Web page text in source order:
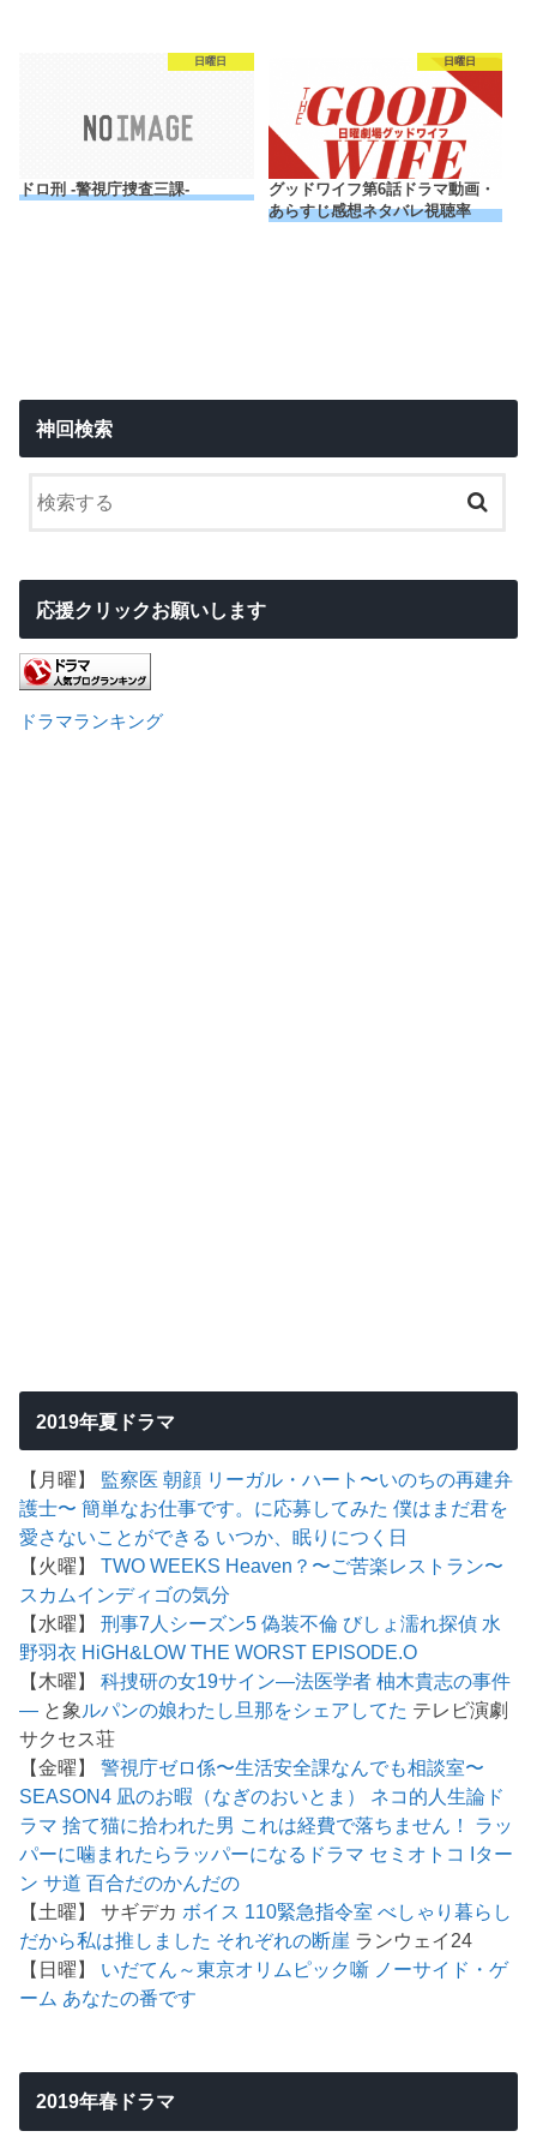
日曜日
ドロ刑 -警視庁捜査三課-
日曜日
グッドワイフ第6話ドラマ動画・
あらすじ感想ネタバレ視聴率
神回検索
応援クリックお願いします
ドラマランキング
2019年夏ドラマ
【月曜】 監察医 朝顔 リーガル・ハート〜いのちの再建弁
護士〜 簡単なお仕事です。に応募してみた 僕はまだ君を
愛さないことができる いつか、眠りにつく日
【火曜】TWO WEEKS Heaven？〜ご苦楽レストラン〜
スカムインディゴの気分
【水曜】刑事7人シーズン5 偽装不倫 びしょ濡れ探偵 水
野羽衣 HiGH&LOW THE WORST EPISODE.O
【木曜】科捜研の女19サイン―法医学者 柚木貴志の事件
― と象 ルパンの娘わたし旦那をシェアしてた テレビ演劇
サクセス荘
【金曜】警視庁ゼロ係〜生活安全課なんでも相談室〜
SEASON4 凪のお暇（なぎのおいとま）
ネコ的人生論ド
ラマ 捨て猫に拾われた男 これは経費で落ちません！
ラッ
パーに噛まれたらラッパーになるドラマ セミオトコ
Iター
ン サ道 百合だのかんだの
【土曜】 サギデカ ボイス 110緊急指令室 べしゃり暮らし
だから私は推しました それぞれの断崖 ランウェイ24
【日曜】 いだてん～東京オリムピック噺 ノーサイド・ゲ
ーム あなたの番です
2019年春ドラマ